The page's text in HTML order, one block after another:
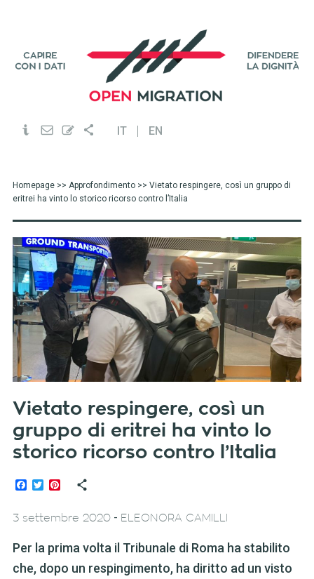
IT EN
Homepage>> Approfondimento>> Vietato respingere, così un gruppo di
eritrei ha vinto lo storico ricorso contro l’Italia
Vietato respingere, così un
gruppo di eritrei ha vinto lo
storico ricorso contro l’Italia
Facebook
TwitterPinterest
3 settembre 2020- ELEONORA CAMILLI
Per la prima volta il Tribunale di Roma ha stabilito
che, dopo un respingimento, ha diritto ad un visto